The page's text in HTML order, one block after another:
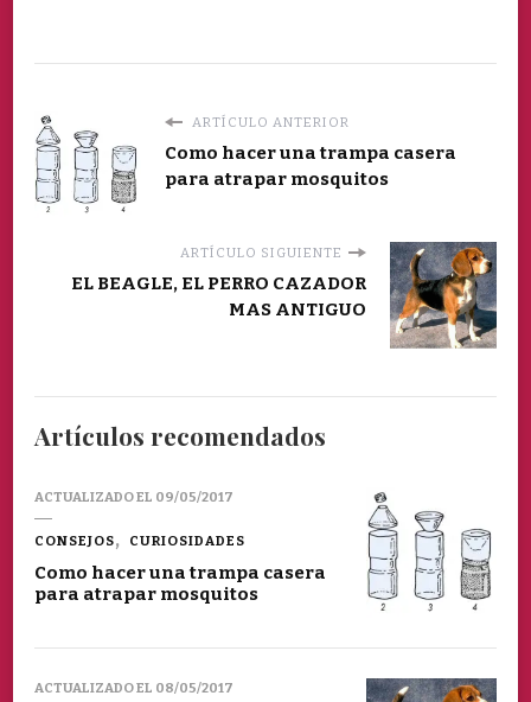
ARTÍCULO ANTERIOR
Como hacer una trampa casera
para atrapar mosquitos
ARTÍCULO SIGUIENTE
EL BEAGLE, EL PERRO CAZADOR
MAS ANTIGUO
Artículos recomendados
ACTUALIZADO EL 09/05/2017
CONSEJOS CURIOSIDADES
Como hacer una trampa casera
para atrapar mosquitos
ACTUALIZADO EL 08/05/2017